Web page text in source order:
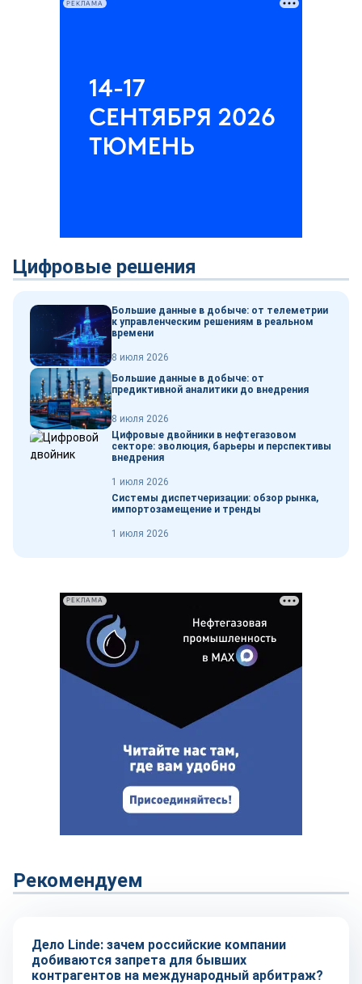
РЕКЛАМА
Цифровые решения
Большие данные в добыче: от телеметрии
к управленческим решениям в реальном
времени
8 июля 2026
Большие данные в добыче: от
предиктивной аналитики до внедрения
8 июля 2026
Цифровые двойники в нефтегазовом
секторе: эволюция, барьеры и перспективы
внедрения
1 июля 2026
Системы диспетчеризации: обзор рынка,
импортозамещение и тренды
1 июля 2026
РЕКЛАМА
Рекомендуем
Тренды
Дело Linde: зачем российские компании
добиваются запрета для бывших
контрагентов на международный арбитраж?